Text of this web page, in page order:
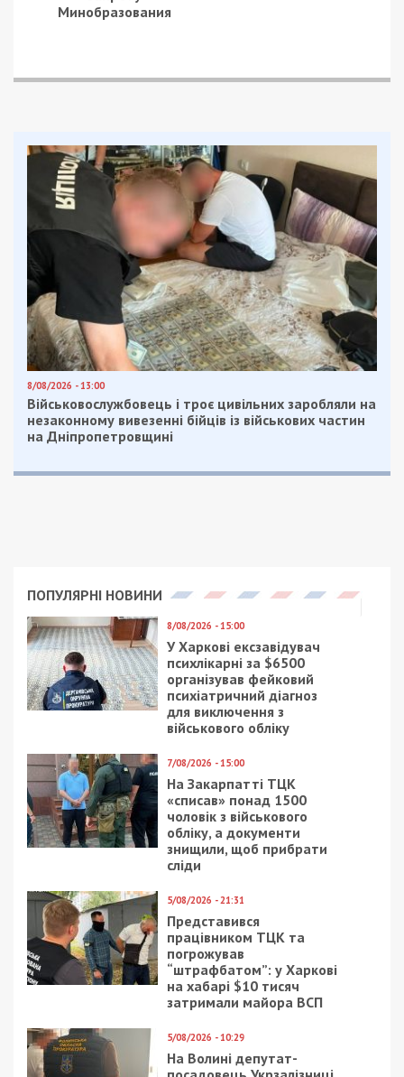
декларації кандидата на посаду за 2021
24.02.2022 до 11.10.2023 включно).
Facebook
Telegram
Twitter
WhatsApp
ViberEmail
Категории:Суспільство| Метки:
коррупция
Рекламні блоки дають нам змогу
залишатися незалежними ЗМІ, а вам -
отримувати найсвіжіші новини під ними.
Приєднуйтесь також до 49000 в Google News. Слідкуйте
за останніми новинами!
Приєднатися
Читайте також
Следующая статья:
Виправдовував ракетні удари по Дніпру,
Кременчугу та Києву: СБУ затримала
“політексперта”-зрадника
СУСПІЛЬСТВО
28/02/2020 - 12:40
Мэр: Днепру угрожает
экологическая
катастрофа (видео)
17/02/2025 - 20:30
30 млн грн фонду
міського голови на
розвиток
ветеранського
простору